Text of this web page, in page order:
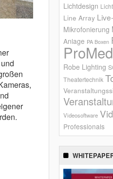
Lichtdesign
Line Array
Mikrofonierung
Anlage PA Boxen
Robe Lighting
Theatertechnik
Videosoftware
Professionals